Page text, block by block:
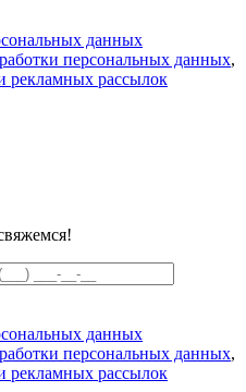
данных
персональных данных,
рекламных рассылок
данных
персональных данных,
рекламных рассылок